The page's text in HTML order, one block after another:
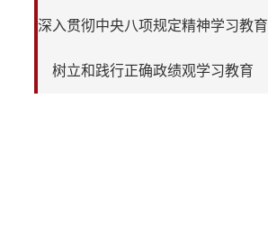
深入贯彻中央八项规定精神学习教育
树立和践行正确政绩观学习教育